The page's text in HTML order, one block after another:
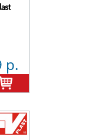
р.